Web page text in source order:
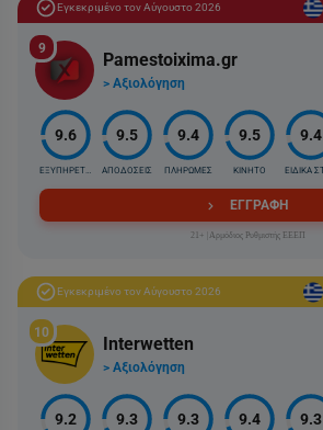
Εγκεκριμένο τον Αύγουστο 2026
9
Pamestoixima.gr
> Αξιολόγηση
9.6
ΕΞΥΠΗΡΕΤΗΣΗ
9.5
ΑΠΟΔΟΣΕΙΣ
9.4
ΠΛΗΡΩΜΕΣ
9.5
ΚΙΝΗΤΟ
9.4
ΕΓΓΡΑΦΗ
21+ |Αρμόδιος Ρυθμιστής ΕΕΕΠ
Εγκεκριμένο τον Αύγουστο 2026
10
Interwetten
> Αξιολόγηση
9.2 9.3 9.3 9.4 9.3